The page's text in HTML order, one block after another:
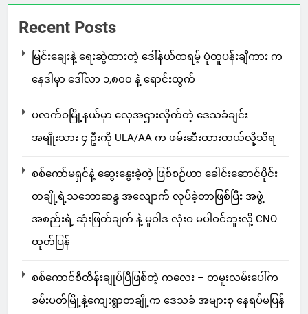
Recent Posts
မြင်းချေးနဲ့ ရေးဆွဲထားတဲ့ ဒေါ်နယ်ထရမ့် ပုံတူပန်းချီကား က
နေဒါမှာ ဒေါ်လာ ၁,၈၀၀ နဲ့ ရောင်းထွက်
ပလက်ဝမြို့နယ်မှာ လှေအဌားလိုက်တဲ့ ဒေသခံချင်း
အမျိုးသား ၄ ဦးကို ULA/AA က ဖမ်းဆီးထားတယ်လို့သိရ
စစ်ကော်မရှင်နဲ့ ဆွေးနွေးခဲ့တဲ့ ဖြစ်စဉ်ဟာ ခေါင်းဆောင်ပိုင်း
တချို့ရဲ့သဘောဆန္ဒ အလျောက် လုပ်ခဲ့တာဖြစ်ပြီး အဖွဲ့
အစည်းရဲ့ ဆုံးဖြတ်ချက် နဲ့ မူဝါဒ လုံးဝ မပါဝင်ဘူးလို့ CNO
ထုတ်ပြန်
စစ်ကောင်စီထိန်းချုပ်ပြီဖြစ်တဲ့ ကလေး – တမူးလမ်းပေါ်က
ခမ်းပတ်မြို့နဲ့ကျေးရွာတချို့က ဒေသခံ အများစု နေရပ်မပြန်